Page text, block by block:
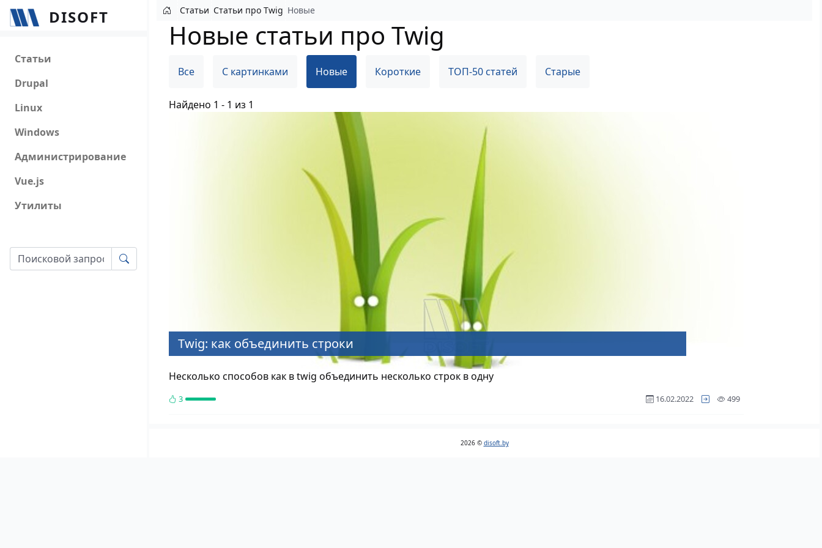
Перейти к основному содержанию
DISOFT
Main navigation
Статьи
Drupal
Linux
Windows
Администрирование
Vue.js
Утилиты
Статьи Статьи про Twig Новые
Новые статьи про Twig
Все С картинками Новые Короткие ТОП-50 статей Старые
Найдено 1 - 1 из 1
Twig: как объединить строки
Несколько способов как в twig объединить несколько строк в одну
3 16.02.2022 499просмотров
2026 © disoft.by